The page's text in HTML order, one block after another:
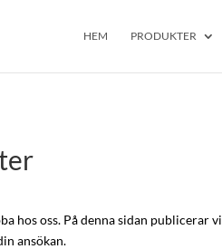
HEM PRODUKTER
hos oss. På denna sidan publicerar
ansökan.